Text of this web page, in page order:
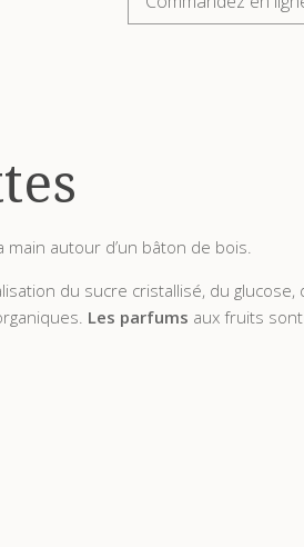
main autour d’un bâton de bois.
du sucre cristallisé, du glucose,
Les parfums aux fruits